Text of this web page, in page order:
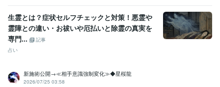
生霊とは？症状セルフチェックと対策！悪霊や
霊障との違い・お祓いや厄払いと除霊の真実を
専門...
記事
占い
新施術公開→≪相手意識強制変化≫◆星桜龍
2026/07/25 03:58